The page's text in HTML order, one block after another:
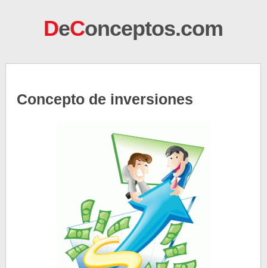
DeConceptos.com
Concepto de inversiones